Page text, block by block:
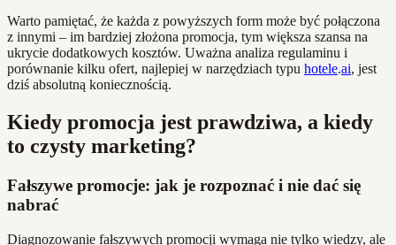
Warto pamiętać, że każda z powyższych form może być połączona
z innymi – im bardziej złożona promocja, tym większa szansa na
ukrycie dodatkowych kosztów. Uważna analiza regulaminu i
porównanie kilku ofert, najlepiej w narzędziach typu hotele.ai, jest
dziś absolutną koniecznością.
Kiedy promocja jest prawdziwa, a kiedy
to czysty marketing?
Fałszywe promocje: jak je rozpoznać i nie dać się
nabrać
Diagnozowanie fałszywych promocji wymaga nie tylko wiedzy, ale